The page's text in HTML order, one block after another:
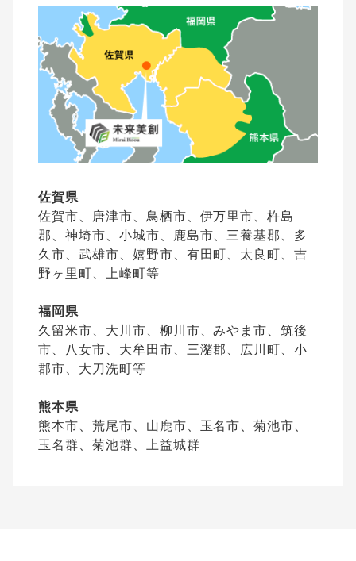
佐賀県
佐賀市、唐津市、鳥栖市、伊万里市、杵島
郡、神埼市、小城市、鹿島市、三養基郡、多
久市、武雄市、嬉野市、有田町、太良町、吉
野ヶ里町、上峰町等
福岡県
久留米市、大川市、柳川市、みやま市、筑後
市、八女市、大牟田市、三潴郡、広川町、小
郡市、大刀洗町等
熊本県
熊本市、荒尾市、山鹿市、玉名市、菊池市、
玉名群、菊池群、上益城群